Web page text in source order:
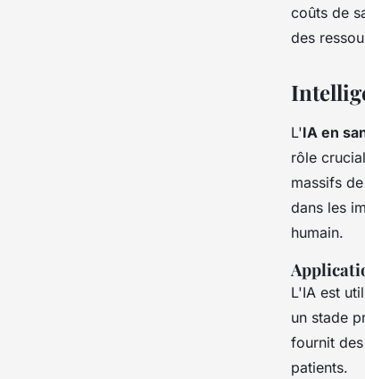
coûts de
des
L'IA en
rôle
massifs
dans les
humain.
L'IA est
un stade
fournit
patients.